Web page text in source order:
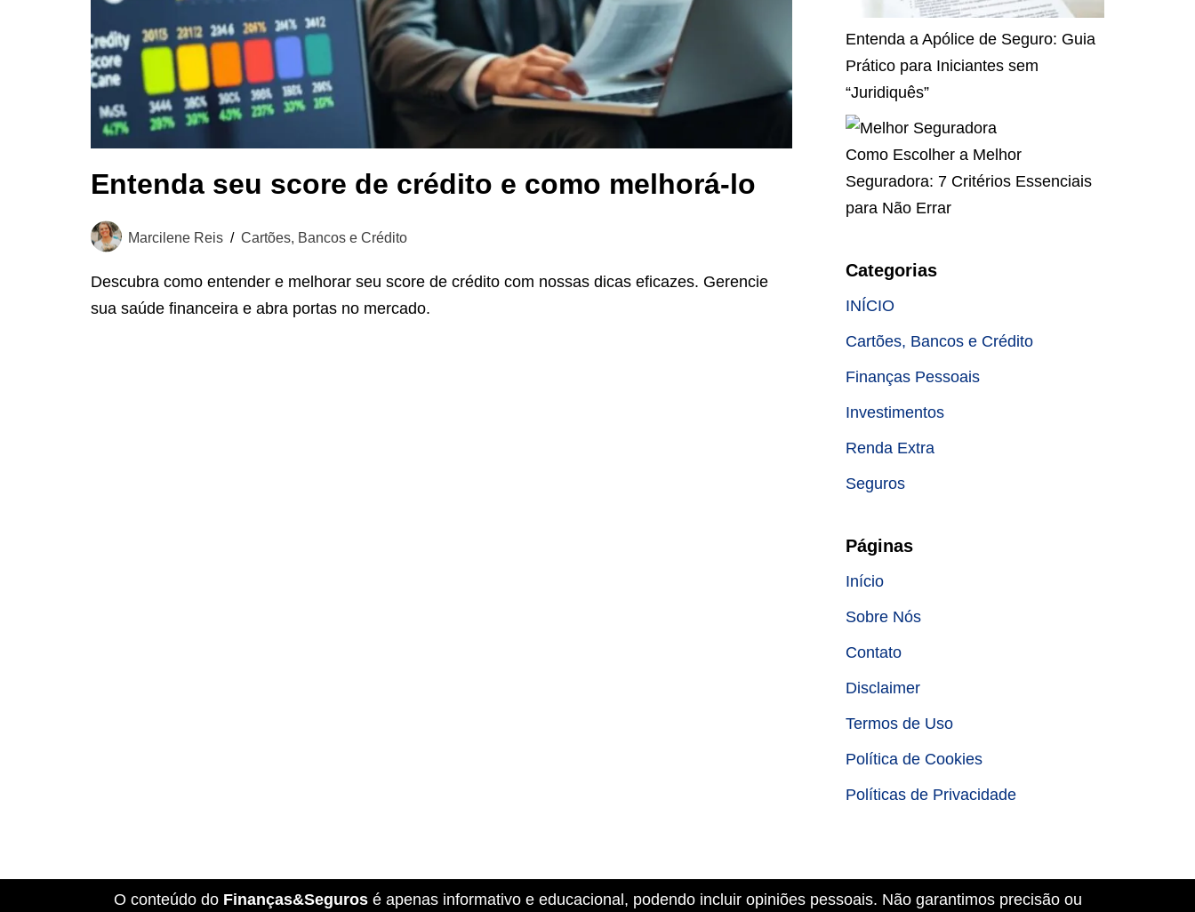
Entenda seu score de crédito e como melhorá-lo
Marcilene Reis Cartões, Bancos e Crédito
Descubra como entender e melhorar seu score de crédito com nossas dicas eficazes. Gerencie
sua saúde financeira e abra portas no mercado.
Entenda a Apólice de Seguro: Guia
Prático para Iniciantes sem
“Juridiquês”
Como Escolher a Melhor
Seguradora: 7 Critérios Essenciais
para Não Errar
Categorias
INÍCIO
Cartões, Bancos e Crédito
Finanças Pessoais
Investimentos
Renda Extra
Seguros
Páginas
Início
Sobre Nós
Contato
Disclaimer
Termos de Uso
Política de Cookies
Políticas de Privacidade
O conteúdo do Finanças&Seguros é apenas informativo e educacional, podendo incluir opiniões pessoais. Não garantimos precisão ou